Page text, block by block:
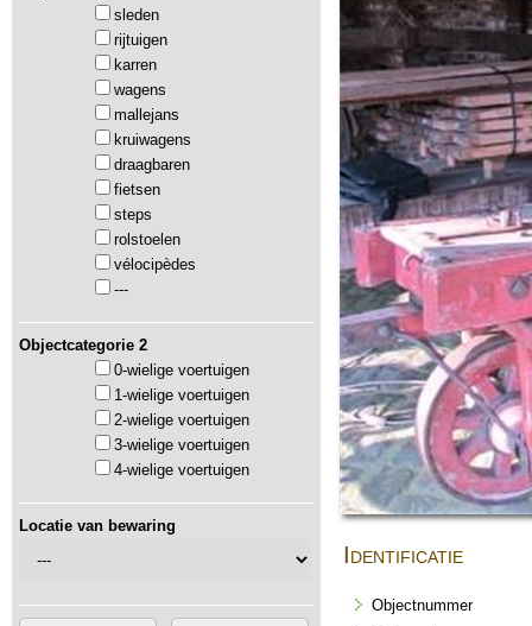
sleden
rijtuigen
karren
wagens
mallejans
kruiwagens
draagbaren
fietsen
steps
rolstoelen
vélocipèdes
---
Objectcategorie 2
0-wielige voertuigen
1-wielige voertuigen
2-wielige voertuigen
3-wielige voertuigen
4-wielige voertuigen
Locatie van bewaring
Identificatie
Objectnummer